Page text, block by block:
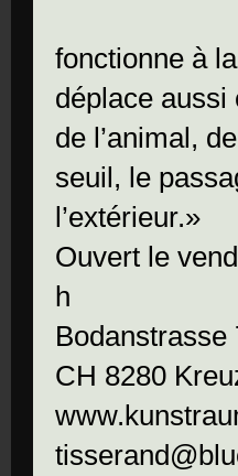
fonctionne à
déplace aussi
de l’animal,
seuil, le
l’extérieur.»
Ouvert le
h
Bodanstrasse
CH 8280